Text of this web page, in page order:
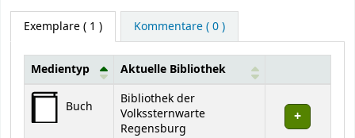
Exemplare( 1 ) Kommentare ( 0 )
Exemplare
Medientyp Aktuelle Bibliothek
Buch
Bibliothek der
Volkssternwarte
Regensburg